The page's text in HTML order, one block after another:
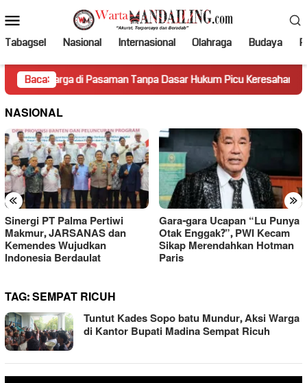
ke
kontenMobile
Tabagsel Nasional Internasional Olahraga Budaya
Baca:
di Pasaman Tanpa Dasar Hukum Picu Keresahan
NASIONAL
« »
Sinergi PT Palma Pertiwi
Makmur, JARSANAS dan
Kemendes Wujudkan
Indonesia Berdaulat
Gara-gara Ucapan “Lu Punya
Otak Enggak?”, PWI Kecam
Sikap Merendahkan Hotman
Paris
TAG:SEMPAT RICUH
Tuntut Kades Sopo batu Mundur, Aksi Warga
di Kantor Bupati Madina Sempat Ricuh